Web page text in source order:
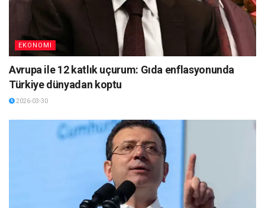
EKONOMI
Avrupa ile 12 katlık uçurum: Gıda enflasyonunda
Türkiye dünyadan koptu
2026-03-30